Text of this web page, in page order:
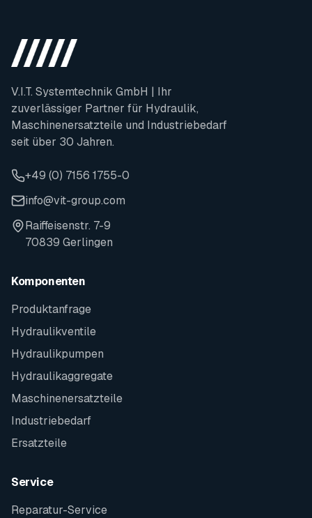
V.I.T. Systemtechnik GmbH | Ihr
zuverlässiger Partner für Hydraulik,
Maschinenersatzteile und Industriebedarf
seit über 30 Jahren.
+49 (0) 7156 1755-0
info@vit-group.com
Raiffeisenstr. 7-9
70839 Gerlingen
Komponenten
Produktanfrage
Hydraulikventile
Hydraulikpumpen
Hydraulikaggregate
Maschinenersatzteile
Industriebedarf
Ersatzteile
Service
Reparatur-Service